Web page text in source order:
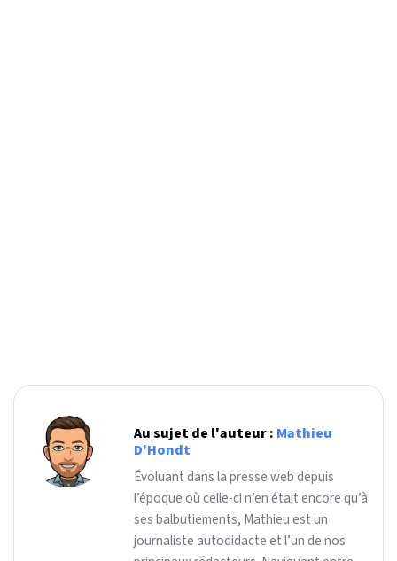
Au sujet de l'auteur : Mathieu
D'Hondt
Évoluant dans la presse web depuis
l’époque où celle-ci n’en était encore qu’à
ses balbutiements, Mathieu est un
journaliste autodidacte et l’un de nos